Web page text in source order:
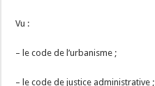
Vu :
– le code de l’urbanisme ;
– le code de justice administrative ;